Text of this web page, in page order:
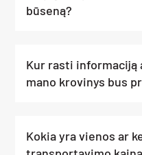
būseną?
Kur rasti informaciją
mano krovinys bus
Kokia yra vienos ar